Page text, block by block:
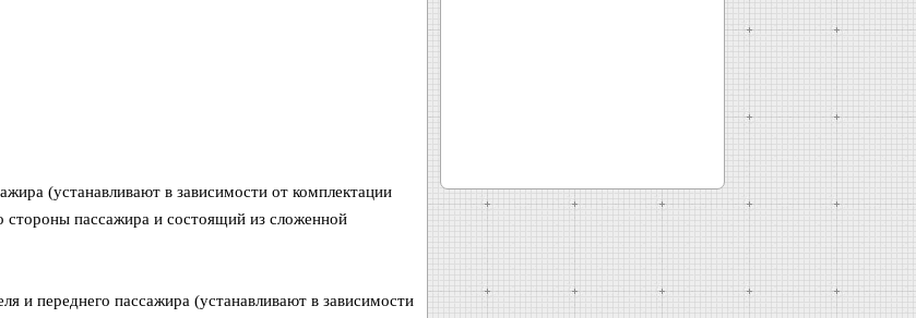
(устанавливают в зависимости от комплектации
пассажира и состоящий из сложенной
и переднего пассажира (устанавливают в зависимости